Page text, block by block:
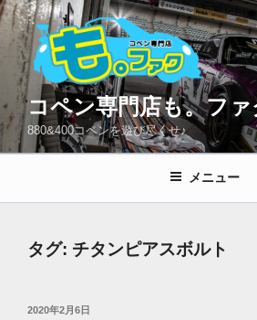
コ
ン
へ
プ
コペン専門店も。ファ
880&400コペンを遊び尽くせ♪
メニュー
タグ: チタンピアスボルト
投
2020年2月6日